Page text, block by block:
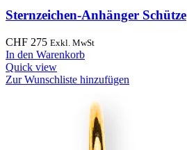
Sternzeichen-Anhänger Schütze
CHF 275 Exkl. MwSt
In den Warenkorb
Quick view
Zur Wunschliste hinzufügen